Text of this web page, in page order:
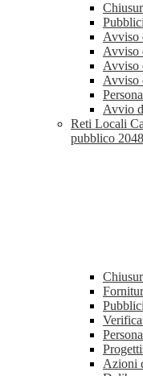
Avviso
Avviso
Avviso
Avviso
Avvio
Reti Locali
pubblico
Azioni